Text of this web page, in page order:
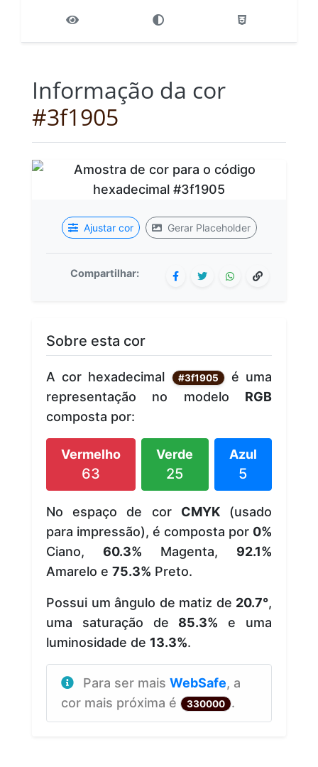
Informação da cor
#3f1905
Ajustar cor Gerar Placeholder
Compartilhar:
Sobre esta cor
A cor hexadecimal #3f1905
é uma
representação no modelo RGB
composta por:
Vermelho
63
Verde
25
Azul
5
No espaço de cor CMYK(usado
para impressão), é composta por 0%
Ciano, 60.3% Magenta, 92.1%
Amarelo e 75.3% Preto.
Possui um ângulo de matiz de 20.7°,
uma saturação de 85.3% e uma
luminosidade de 13.3%.
Para ser mais WebSafe, a
cor mais próxima é
330000 .